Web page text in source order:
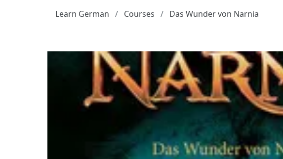
Learn German
Courses Das Wunder von Narnia